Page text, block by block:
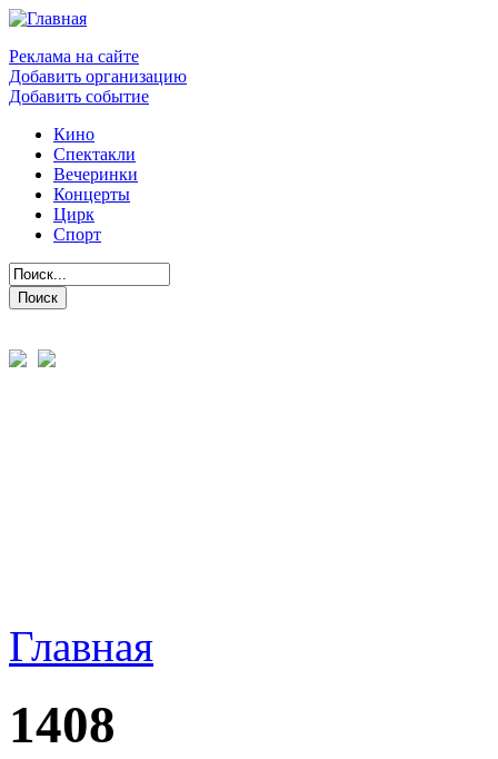
Реклама на сайте
Добавить организацию
Добавить событие
Кино
Спектакли
Вечеринки
Концерты
Цирк
Спорт
Главная
1408